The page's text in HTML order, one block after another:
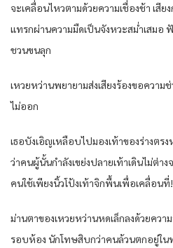
จะเคลื่อนไหวตามด้วยความเชื่องช้า เสี
แทรกผ่านความมืดเป็นจังหวะสม่ำเสมอ
ชวนขนลุก
เหวยหว่านพยายามส่งเสียงร้องขอความ
ไม่ออก
เธอบังเอิญเหลือบไปมองเท้าของร่างต
ว่าคนผู้นั้นกำลังเขย่งปลายเท้าเดินไม่ต่า
คนใช้เพียงนิ้วโป้งเท้าจิกพื้นเพื่อเคลื่อนที่!
ม่านตาของเหวยหว่านหดเล็กลงด้วยควา
รอบห้อง นักโทษสิบกว่าคนล้วนตกอยู่ใน